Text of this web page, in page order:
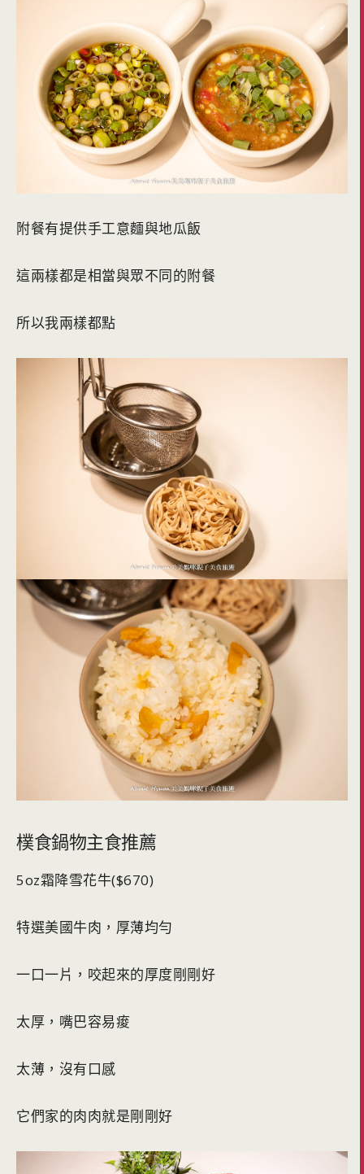
附餐有提供手工意麵與地瓜飯
這兩樣都是相當與眾不同的附餐
所以我兩樣都點
樸食鍋物主食推薦
5oz霜降雪花牛($670)
特選美國牛肉，厚薄均勻
一口一片，咬起來的厚度剛剛好
太厚，嘴巴容易痠
太薄，沒有口感
它們家的肉肉就是剛剛好